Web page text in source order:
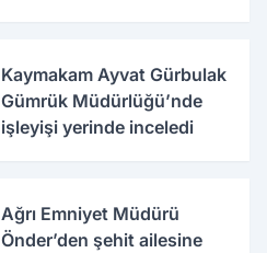
Kaymakam Ayvat Gürbulak
Gümrük Müdürlüğü’nde
işleyişi yerinde inceledi
Ağrı Emniyet Müdürü
Önder’den şehit ailesine